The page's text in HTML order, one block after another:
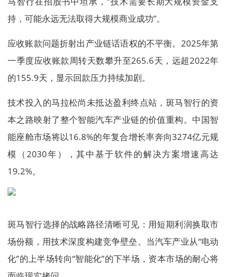
持，可能永远无法取得大规模商业成功”。
应收账款问题折射出产业链话语权的不平衡。2025年第
一季度应收账款周转天数攀升至265.6天，远超2022年
的155.9天，显示回款压力持续加剧。
技术投入的马拉松尚未抵达盈利终点站，斑马智行的资
本之路映射了整个智能汽车产业链的价值重构。中国智
能座舱市场将以16.8%的年复合增长率奔向3274亿元规
模（2030年），其中基于软件的解决方案增速高达
19.2%。
斑马智行选择的战略路径清晰可见：用短期利润换取市
场份额，用技术深度构建竞争壁垒。当汽车产业从“电动
化”的上半场转向“智能化”的下半场，资本市场的耐心将